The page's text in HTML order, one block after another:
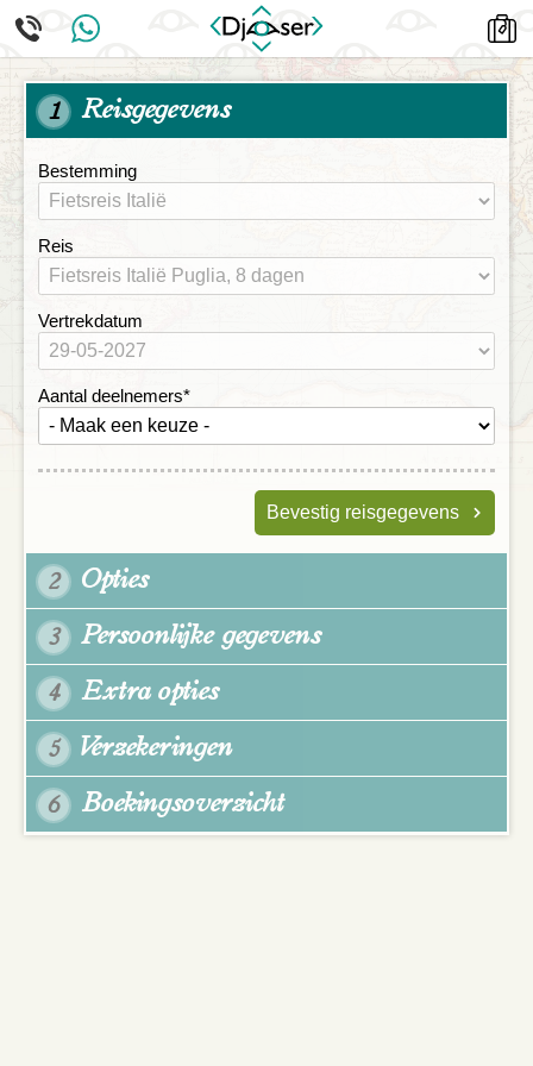
1 Reisgegevens
Bestemming
Reis
Vertrekdatum
Aantal deelnemers*
Bevestig reisgegevens
2 Opties
3 Persoonlijke gegevens
4 Extra opties
5 Verzekeringen
6 Boekingsoverzicht